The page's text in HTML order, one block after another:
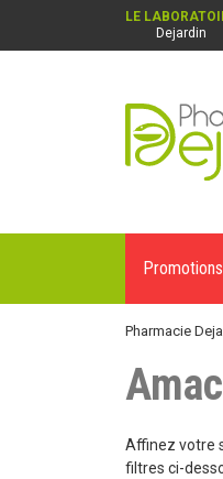
LE
Dejardin
Pharmacie
Promotions
Pharmacie
Affinez votre
filtres ci-